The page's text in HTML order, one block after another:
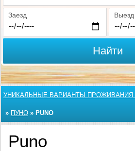
Заезд Выезд
Найти
УНИКАЛЬНЫЕ ВАРИАНТЫ
» ПУНО » PUNO
Puno